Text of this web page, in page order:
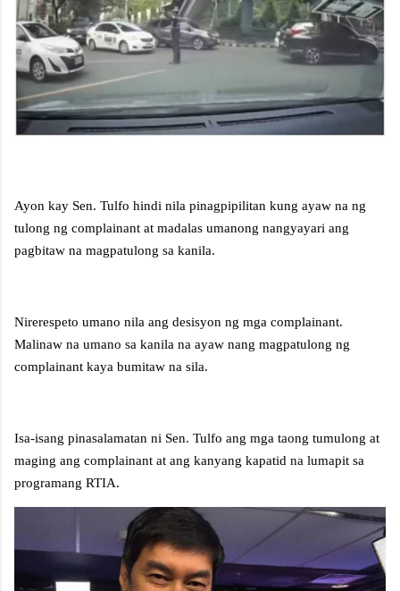
Ayon kay Sen. Tulfo hindi nila pinagpipilitan kung ayaw na ng
tulong ng complainant at madalas umanong nangyayari ang
pagbitaw na magpatulong sa kanila.
Nirerespeto umano nila ang desisyon ng mga complainant.
Malinaw na umano sa kanila na ayaw nang magpatulong ng
complainant kaya bumitaw na sila.
Isa-isang pinasalamatan ni Sen. Tulfo ang mga taong tumulong at
maging ang complainant at ang kanyang kapatid na lumapit sa
programang RTIA.